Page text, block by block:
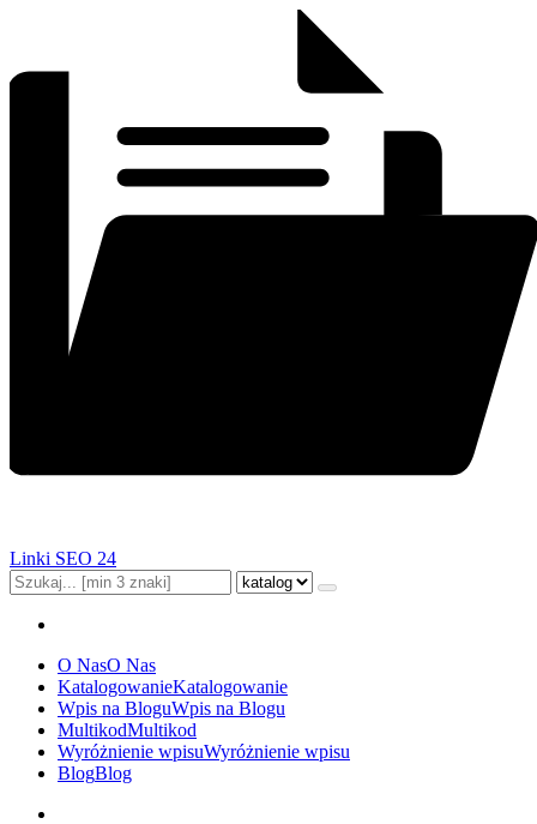
Linki SEO 24
O NasO Nas
KatalogowanieKatalogowanie
Wpis na BloguWpis na Blogu
MultikodMultikod
Wyróżnienie wpisuWyróżnienie wpisu
BlogBlog